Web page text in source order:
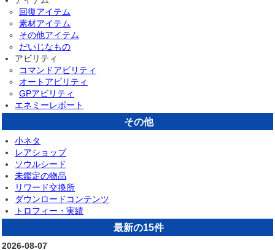
回復アイテム
素材アイテム
その他アイテム
だいじなもの
アビリティ
コマンドアビリティ
オートアビリティ
GPアビリティ
エネミーレポート
その他
小ネタ
レアショップ
ソウルシード
未鑑定の物品
リワード交換所
ダウンロードコンテンツ
トロフィー・実績
最新の15件
2026-08-07